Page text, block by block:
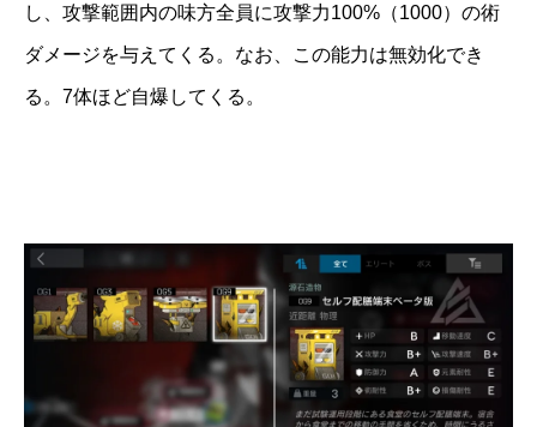
し、攻撃範囲内の味方全員に攻撃力100%（1000）の術
ダメージを与えてくる。なお、この能力は無効化でき
る。7体ほど自爆してくる。